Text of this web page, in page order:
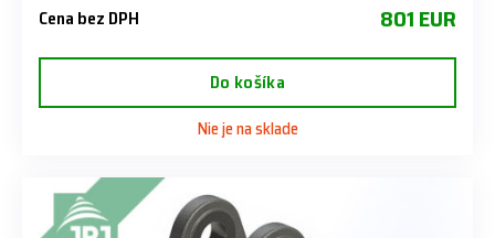
Cena bez DPH 801 EUR
Do košíka
Nie je na sklade